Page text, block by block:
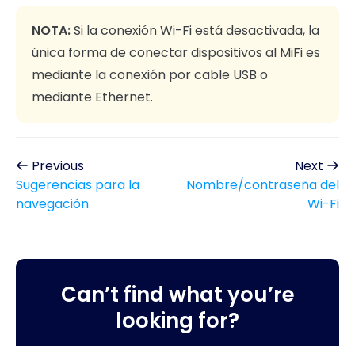
NOTA:Si la conexión Wi-Fi está desactivada, la
única forma de conectar dispositivos al MiFi es
mediante la conexión por cable USB o
mediante Ethernet.
Previous
Sugerencias para la
navegación
Next
Nombre/contraseña del
Wi-Fi
Can’t find what you’re
looking for?